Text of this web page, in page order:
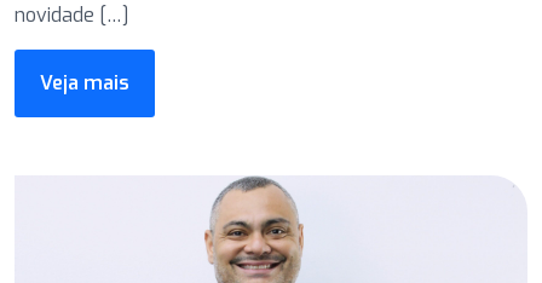
novidade […]
Veja mais